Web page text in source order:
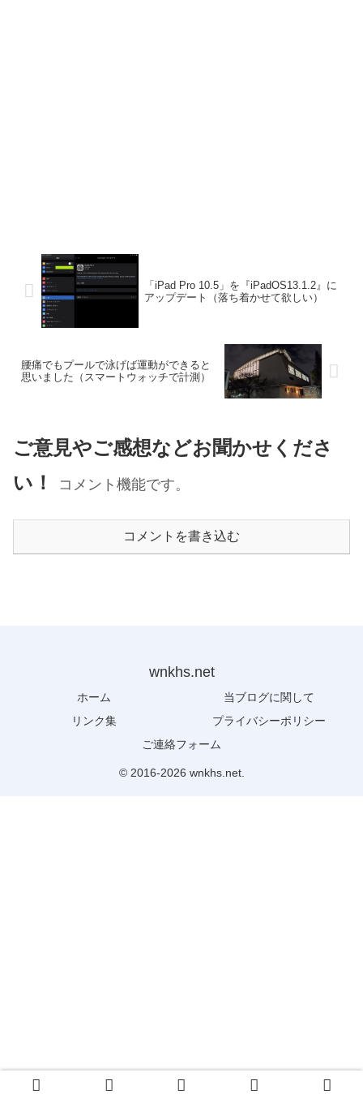
「iPad Pro 10.5」を『iPadOS13.1.2』に
アップデート（落ち着かせて欲しい）
腰痛でもプールで泳げば運動ができると
思いました（スマートウォッチで計測）
ご意見やご感想などお聞かせくださ
い！
コメント機能です。
コメントを書き込む
wnkhs.net
ホーム
当ブログに関して
リンク集
プライバシーポリシー
ご連絡フォーム
© 2016-2026 wnkhs.net.